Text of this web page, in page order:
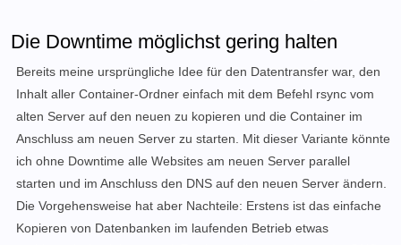
Die Downtime möglichst gering halten
Bereits meine ursprüngliche Idee für den Datentransfer war, den
Inhalt aller Container-Ordner einfach mit dem Befehl rsync vom
alten Server auf den neuen zu kopieren und die Container im
Anschluss am neuen Server zu starten. Mit dieser Variante könnte
ich ohne Downtime alle Websites am neuen Server parallel
starten und im Anschluss den DNS auf den neuen Server ändern.
Die Vorgehensweise hat aber Nachteile: Erstens ist das einfache
Kopieren von Datenbanken im laufenden Betrieb etwas